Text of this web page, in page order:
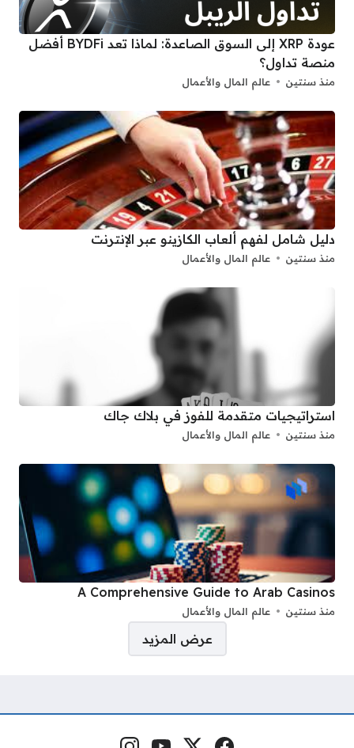
عودة XRP إلى السوق الصاعدة: لماذا تعد BYDFi أفضل
منصة تداول؟
منذ سنتين عالم المال والأعمال
دليل شامل لفهم ألعاب الكازينو عبر الإنترنت
منذ سنتين عالم المال والأعمال
استراتيجيات متقدمة للفوز في بلاك جاك
منذ سنتين عالم المال والأعمال
A Comprehensive Guide to Arab Casinos
منذ سنتين عالم المال والأعمال
عرض المزيد